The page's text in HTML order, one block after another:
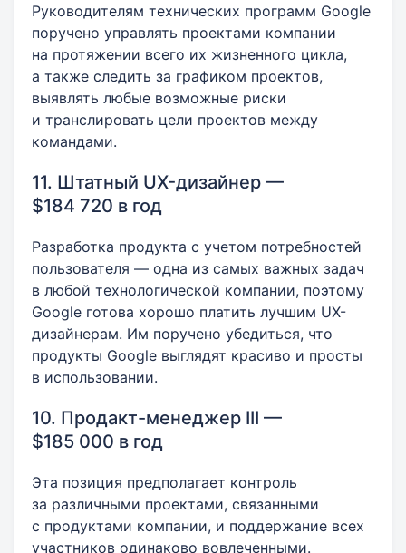
Руководителям технических программ Google
поручено управлять проектами компании
на протяжении всего их жизненного цикла,
а также следить за графиком проектов,
выявлять любые возможные риски
и транслировать цели проектов между
командами.
11. Штатный UX-дизайнер —
$184 720 в год
Разработка продукта с учетом потребностей
пользователя — одна из самых важных задач
в любой технологической компании, поэтому
Google готова хорошо платить лучшим UX-
дизайнерам. Им поручено убедиться, что
продукты Google выглядят красиво и просты
в использовании.
10. Продакт-менеджер III —
$185 000 в год
Эта позиция предполагает контроль
за различными проектами, связанными
с продуктами компании, и поддержание всех
участников одинаково вовлеченными.